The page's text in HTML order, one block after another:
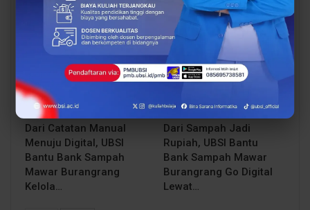
dan Keamanan Siber…
dengan Beasiswa…
BERITA
Dari Catatan Manual
Menuju Digital, UBSI
Bantu Bank Sampah
Mawar Burangrang
Kelola…
BERITA
Dari Sampah Jadi
Rupiah, UBSI Bantu
Bank Sampah Mawar
Burangrang Go Digital
Lewat…